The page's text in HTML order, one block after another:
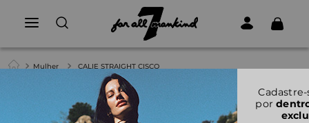
Mulher CALIE STRAIGHT CISCO
por